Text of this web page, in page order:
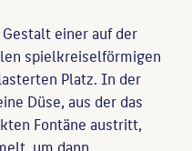
einer auf der
spielkreiselförmigen
Platz. In der
Düse, aus der das
Fontäne austritt,
um dann